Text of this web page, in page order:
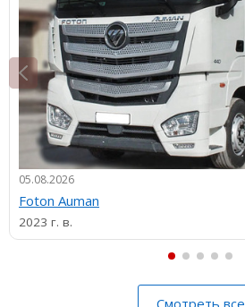
05.08.2026
Foton Auman
2023 г. в.